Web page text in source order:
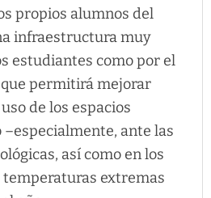
propios alumnos del
infraestructura muy
estudiantes como por el
permitirá mejorar
de los espacios
ante las
así como en los
temperaturas extremas